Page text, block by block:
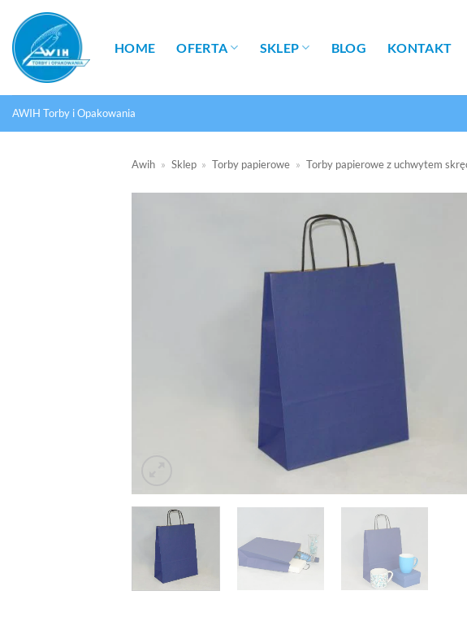
Przewiń
zawartości
HOME OFERTA SKLEP BLOG KONTAKT
AWIH Torby i Opakowania
Awih » Sklep » Torby papierowe » Torby papierowe z uchwytem